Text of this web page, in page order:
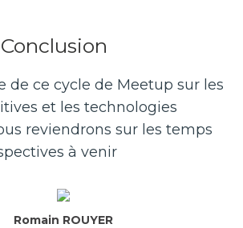
de ce cycle de Meetup sur les
et les technologies
reviendrons sur les temps
à venir
Romain ROUYER